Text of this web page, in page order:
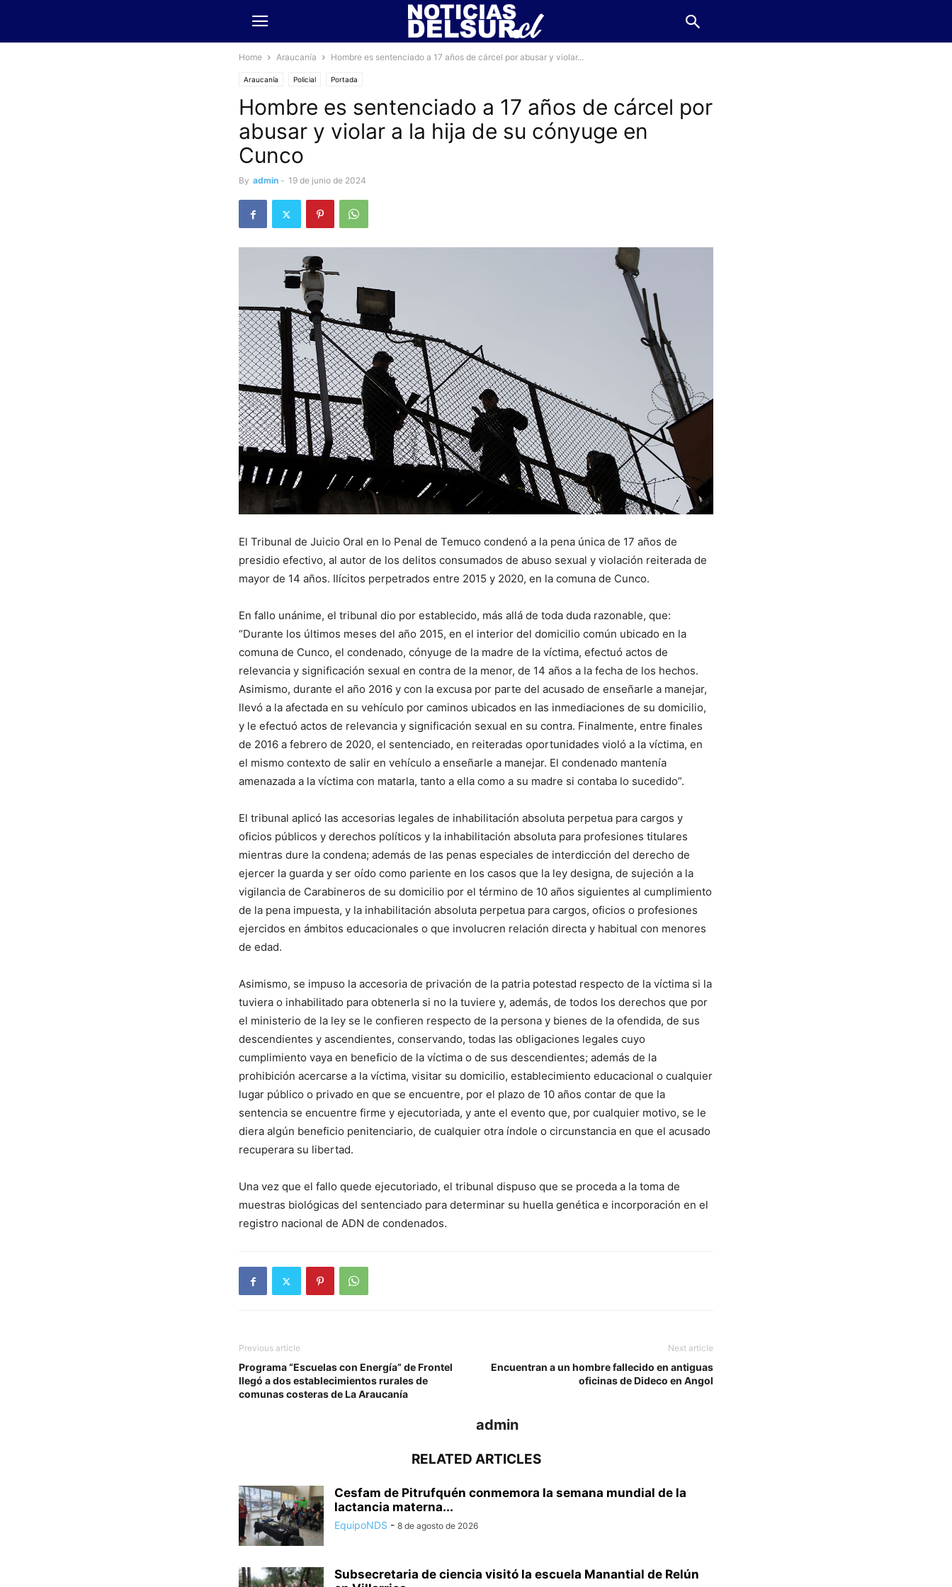
Home Araucanía Hombre es sentenciado a 17 años de cárcel por abusar y violar...
Araucanía Policial Portada
Hombre es sentenciado a 17 años de cárcel por
abusar y violar a la hija de su cónyuge en
Cunco
By admin - 19 de junio de 2024
El Tribunal de Juicio Oral en lo Penal de Temuco condenó a la pena única de 17 años de
presidio efectivo, al autor de los delitos consumados de abuso sexual y violación reiterada de
mayor de 14 años. Ilícitos perpetrados entre 2015 y 2020, en la comuna de Cunco.
En fallo unánime, el tribunal dio por establecido, más allá de toda duda razonable, que:
“Durante los últimos meses del año 2015, en el interior del domicilio común ubicado en la
comuna de Cunco, el condenado, cónyuge de la madre de la víctima, efectuó actos de
relevancia y significación sexual en contra de la menor, de 14 años a la fecha de los hechos.
Asimismo, durante el año 2016 y con la excusa por parte del acusado de enseñarle a manejar,
llevó a la afectada en su vehículo por caminos ubicados en las inmediaciones de su domicilio,
y le efectuó actos de relevancia y significación sexual en su contra. Finalmente, entre finales
de 2016 a febrero de 2020, el sentenciado, en reiteradas oportunidades violó a la víctima, en
el mismo contexto de salir en vehículo a enseñarle a manejar. El condenado mantenía
amenazada a la víctima con matarla, tanto a ella como a su madre si contaba lo sucedido”.
El tribunal aplicó las accesorias legales de inhabilitación absoluta perpetua para cargos y
oficios públicos y derechos políticos y la inhabilitación absoluta para profesiones titulares
mientras dure la condena; además de las penas especiales de interdicción del derecho de
ejercer la guarda y ser oído como pariente en los casos que la ley designa, de sujeción a la
vigilancia de Carabineros de su domicilio por el término de 10 años siguientes al cumplimiento
de la pena impuesta, y la inhabilitación absoluta perpetua para cargos, oficios o profesiones
ejercidos en ámbitos educacionales o que involucren relación directa y habitual con menores
de edad.
Asimismo, se impuso la accesoria de privación de la patria potestad respecto de la víctima si la
tuviera o inhabilitado para obtenerla si no la tuviere y, además, de todos los derechos que por
el ministerio de la ley se le confieren respecto de la persona y bienes de la ofendida, de sus
descendientes y ascendientes, conservando, todas las obligaciones legales cuyo
cumplimiento vaya en beneficio de la víctima o de sus descendientes; además de la
prohibición acercarse a la víctima, visitar su domicilio, establecimiento educacional o cualquier
lugar público o privado en que se encuentre, por el plazo de 10 años contar de que la
sentencia se encuentre firme y ejecutoriada, y ante el evento que, por cualquier motivo, se le
diera algún beneficio penitenciario, de cualquier otra índole o circunstancia en que el acusado
recuperara su libertad.
Una vez que el fallo quede ejecutoriado, el tribunal dispuso que se proceda a la toma de
muestras biológicas del sentenciado para determinar su huella genética e incorporación en el
registro nacional de ADN de condenados.
Previous article
Programa “Escuelas con Energía” de Frontel
llegó a dos establecimientos rurales de
comunas costeras de La Araucanía
Next article
Encuentran a un hombre fallecido en antiguas
oficinas de Dideco en Angol
admin
RELATED ARTICLES
Cesfam de Pitrufquén conmemora la semana mundial de la
lactancia materna...
EquipoNDS - 8 de agosto de 2026
Subsecretaria de ciencia visitó la escuela Manantial de Relún